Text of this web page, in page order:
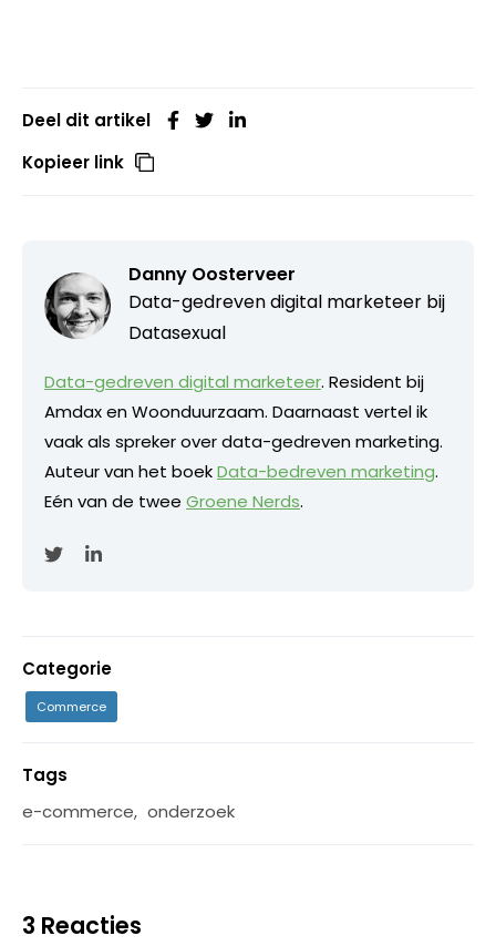
Deel dit artikel
Kopieer link
Danny Oosterveer
Data-gedreven digital marketeer bij
Datasexual
Data-gedreven digital marketeer. Resident bij
Amdax en Woonduurzaam. Daarnaast vertel ik
vaak als spreker over data-gedreven marketing.
Auteur van het boekData-bedreven marketing.
Eén van de twee Groene Nerds.
Categorie
Commerce
Tags
e-commerce, onderzoek
3 Reacties